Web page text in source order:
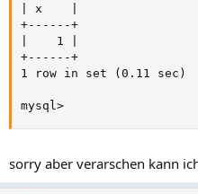
| x    |
+------+
|    1 |
+------+
1 row in set (0.11 sec)
mysql>
sorry aber verarschen kann